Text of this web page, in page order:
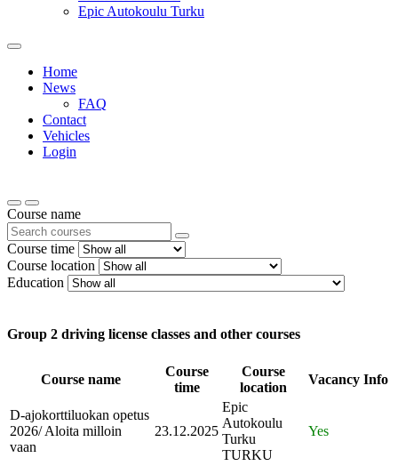
Epic Autokoulu Turku
Home
News
FAQ
Contact
Vehicles
Login
Course name
Course time
Course location
Education
Group 2 driving license classes and other courses
Course name
Course
time
Course
location
Vacancy Info
D-ajokorttiluokan opetus
2026/ Aloita milloin
vaan
23.12.2025
Epic
Autokoulu
Turku
TURKU
Yes